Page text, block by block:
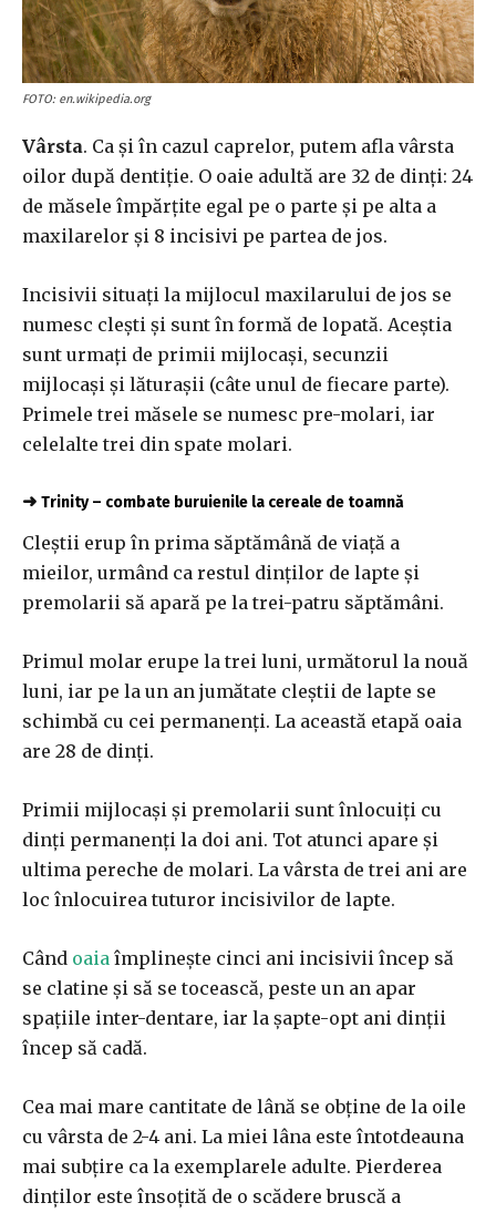
FOTO: en.wikipedia.org
Vârsta. Ca și în cazul caprelor, putem afla vârsta
oilor după dentiție. O oaie adultă are 32 de dinți: 24
de măsele împărțite egal pe o parte și pe alta a
maxilarelor și 8 incisivi pe partea de jos.
Incisivii situați la mijlocul maxilarului de jos se
numesc clești și sunt în formă de lopată. Aceștia
sunt urmați de primii mijlocași, secunzii
mijlocași și lăturașii (câte unul de fiecare parte).
Primele trei măsele se numesc pre-molari, iar
celelalte trei din spate molari.
➜ Trinity – combate buruienile la cereale de toamnă
Cleștii erup în prima săptămână de viață a
mieilor, urmând ca restul dinților de lapte și
premolarii să apară pe la trei-patru săptămâni.
Primul molar erupe la trei luni, următorul la nouă
luni, iar pe la un an jumătate cleștii de lapte se
schimbă cu cei permanenți. La această etapă oaia
are 28 de dinți.
Primii mijlocași și premolarii sunt înlocuiți cu
dinți permanenți la doi ani. Tot atunci apare și
ultima pereche de molari. La vârsta de trei ani are
loc înlocuirea tuturor incisivilor de lapte.
Când oaia împlinește cinci ani incisivii încep să
se clatine și să se tocească, peste un an apar
spațiile inter-dentare, iar la șapte-opt ani dinții
încep să cadă.
Cea mai mare cantitate de lână se obține de la oile
cu vârsta de 2-4 ani. La miei lâna este întotdeauna
mai subțire ca la exemplarele adulte. Pierderea
dinților este însoțită de o scădere bruscă a